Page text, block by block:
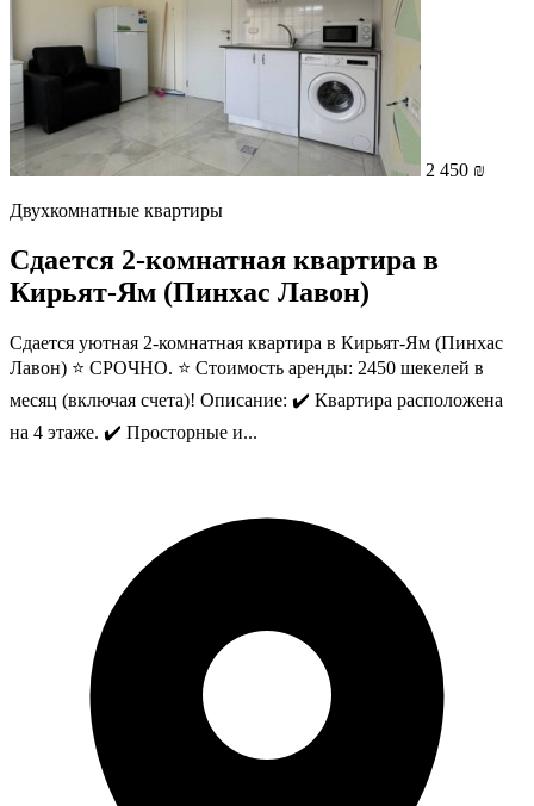
2 450 ₪
Двухкомнатные квартиры
Сдается 2-комнатная квартира в
Кирьят-Ям (Пинхас Лавон)
Сдается уютная 2-комнатная квартира в Кирьят-Ям (Пинхас
Лавон) ⭐ СРОЧНО. ⭐ Стоимость аренды: 2450 шекелей в
месяц (включая счета)! Описание: ✔️ Квартира расположена
на 4 этаже. ✔️ Просторные и...